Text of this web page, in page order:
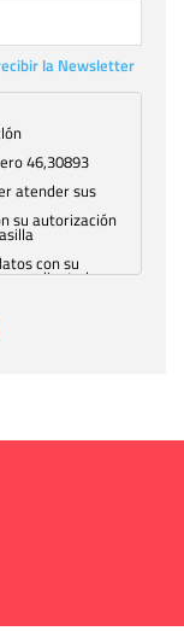
la Newsletter
46,30893
atender sus
su autorización
con su
mediante la
de
podrá
No se